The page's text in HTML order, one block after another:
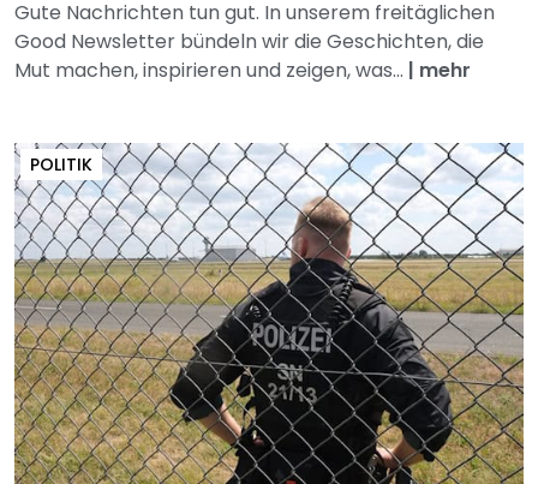
Gute Nachrichten tun gut. In unserem freitäglichen
Good Newsletter bündeln wir die Geschichten, die
Mut machen, inspirieren und zeigen, was... | mehr
POLITIK